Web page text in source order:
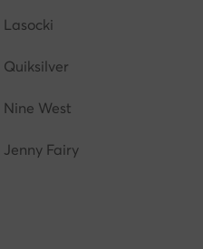
Lasocki
Quiksilver
Nine West
Jenny Fairy